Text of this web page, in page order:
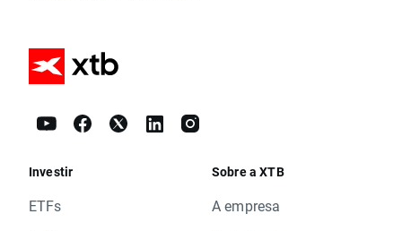
Investir
ETFs
Sobre a XTB
A empresa